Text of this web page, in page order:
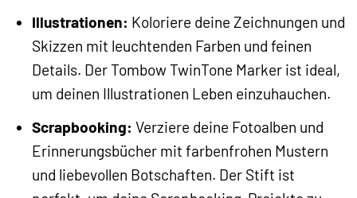
Illustrationen: Koloriere deine Zeichnungen und
Skizzen mit leuchtenden Farben und feinen
Details. Der Tombow TwinTone Marker ist ideal,
um deinen Illustrationen Leben einzuhauchen.
Scrapbooking: Verziere deine Fotoalben und
Erinnerungsbücher mit farbenfrohen Mustern
und liebevollen Botschaften. Der Stift ist